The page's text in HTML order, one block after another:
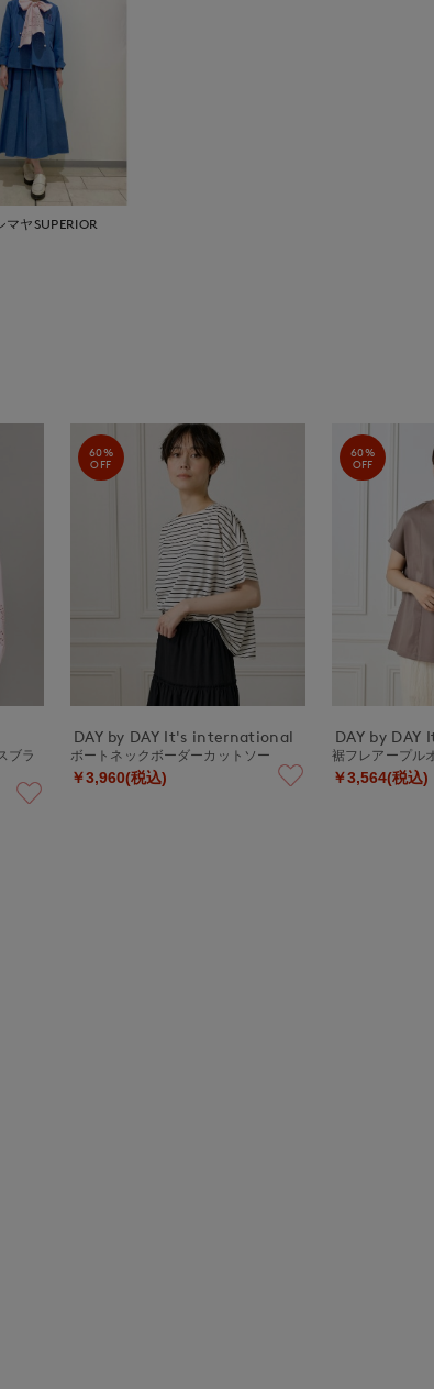
マヤSUPERIOR
ブラ
60%
OFF
DAY by DAY It's international
ボートネックボーダーカットソー
￥3,960(税込)
60%
OFF
DAY by
裾フレアープル
￥3,564(税込)